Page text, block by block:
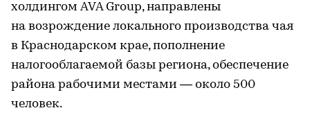
холдингом AVA Group, направлены
на возрождение локального производства чая
в Краснодарском крае, пополнение
налогооблагаемой базы региона, обеспечение
района рабочими местами — около 500
человек.